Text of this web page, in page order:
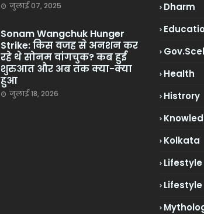
जुलाई 07, 2025
Sonam Wangchuk Hunger
Strike: किस वजह से अनशन कर
रहे थे सोनम वांगचुक? कब हुई
शुरुआत और अब तक क्या-क्या
हुआ
जुलाई 18, 2026
Dharm
Health
Histrory
Kolkata
Lifestyle
Lifestyle